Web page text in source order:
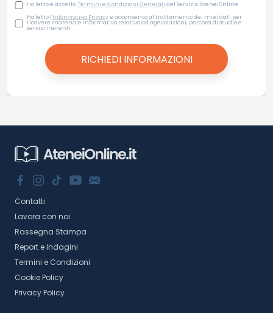
Ho letto e accettoTermini e Condizioni Generali del Servizio AteneiOnline
Ho letto l'Informativa Privacye acconsento al trattamento dei miei dati per
ricevere materiale informativo relativo ad agevolazioni, percorsi di studio e
servizi inerenti
Contatti
Lavora con noi
Rassegna Stampa
Report e Indagini
Termini e Condizioni
Cookie Policy
Privacy Policy